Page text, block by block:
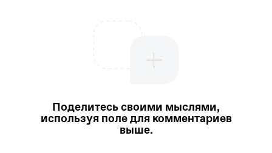
Поделитесь своими мыслями,
используя поле для комментариев
выше.